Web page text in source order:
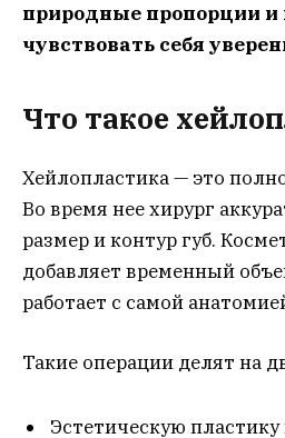
природные пропорции и
чувствовать себя
Что такое
Хейлопластика — это
Во время нее хирург
размер и контур губ.
добавляет временный
работает с самой
Такие операции делят на
Эстетическую